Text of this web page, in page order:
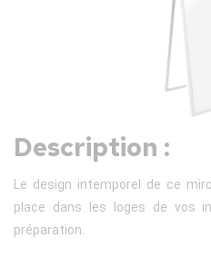
Description :
Le design intemporel de ce
place dans les loges de vos
préparation.